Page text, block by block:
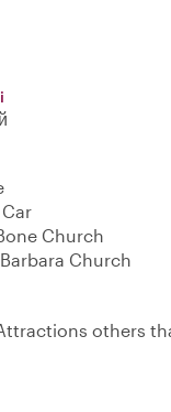
Church
Church
others